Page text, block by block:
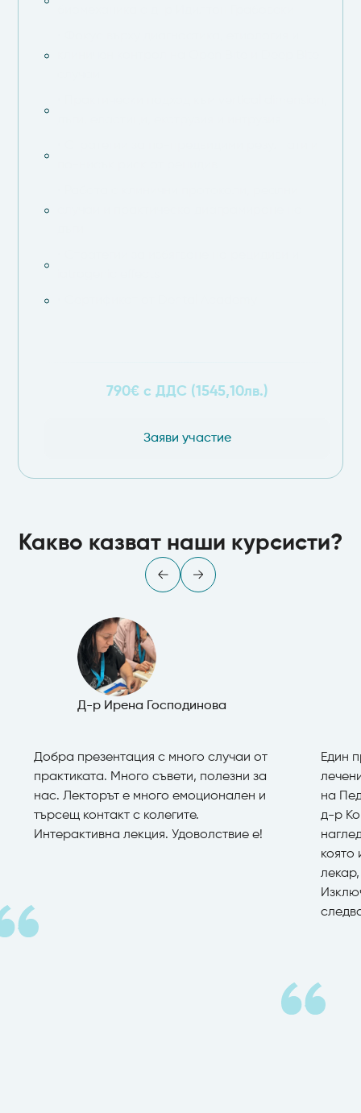
790€ с ДДС (1545,10лв.)
Заяви участие
Какво казват наши курсисти?
Д-р Ирена Господинова
Добра презентация с много случаи от
практиката. Много съвети, полезни за
нас. Лекторът е много емоционален и
търсещ контакт с колегите.
Интерактивна лекция. Удоволствие е!
Един
на
д-р
която